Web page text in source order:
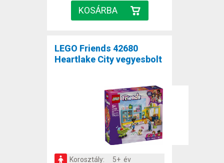
LEGO Friends 42680
Heartlake City vegyesbolt
Korosztály:
5+ év